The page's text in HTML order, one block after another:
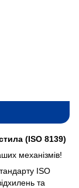
(ISO 8139)
механізмів!
ISO
та